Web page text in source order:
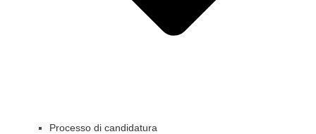
Processo di candidatura